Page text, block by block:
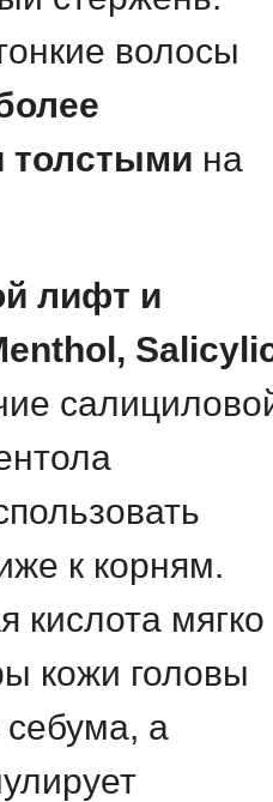
волосы
толстыми на
лифт и
к корням.
кислота мягко
кожи головы
а